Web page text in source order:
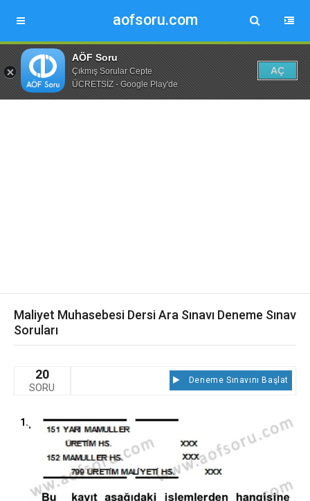
aofsoru.com
AÖF Soru
Çıkmış Sorular Cepte
ÜCRETSİZ - Google Play'de
AÇ
Maliyet Muhasebesi Dersi Ara Sınavı Deneme Sınav
Soruları
20
SORU
Deneme Sınavını Başlat
1.